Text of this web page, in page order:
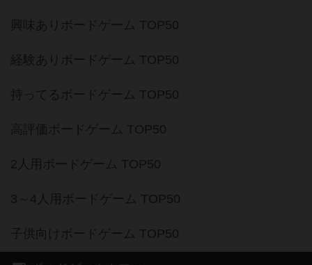
興味ありボードゲーム TOP50
経験ありボードゲーム TOP50
持ってるボードゲーム TOP50
高評価ボードゲーム TOP50
2人用ボードゲーム TOP50
3～4人用ボードゲーム TOP50
子供向けボードゲーム TOP50